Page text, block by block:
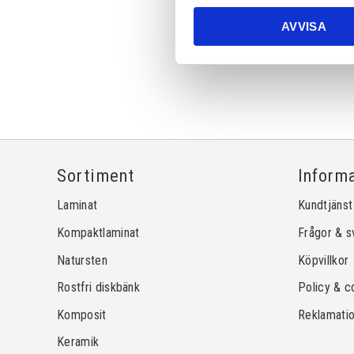
AVVISA
Sortiment
Laminat
Kompaktlaminat
Natursten
Rostfri diskbänk
Komposit
Keramik
Kundtjänst
Frågor &
Köpvillkor
Policy &